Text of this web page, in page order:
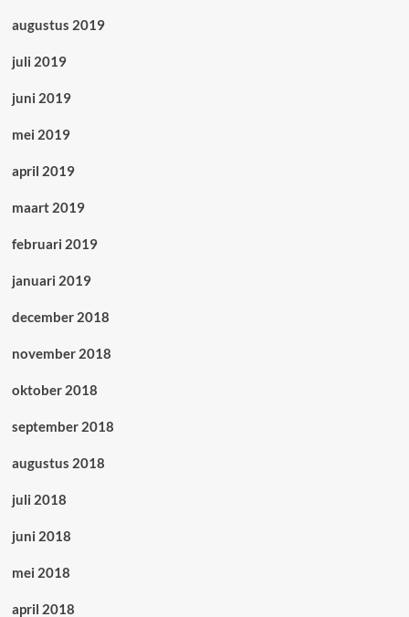
augustus 2019
juli 2019
juni 2019
mei 2019
april 2019
maart 2019
februari 2019
januari 2019
december 2018
november 2018
oktober 2018
september 2018
augustus 2018
juli 2018
juni 2018
mei 2018
april 2018